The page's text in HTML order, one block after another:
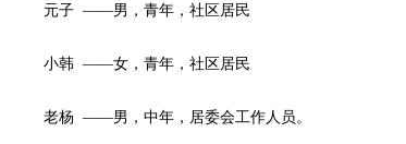
元子 ——男，青年，社区居民
小韩 ——女，青年，社区居民
老杨 ——男，中年，居委会工作人员。